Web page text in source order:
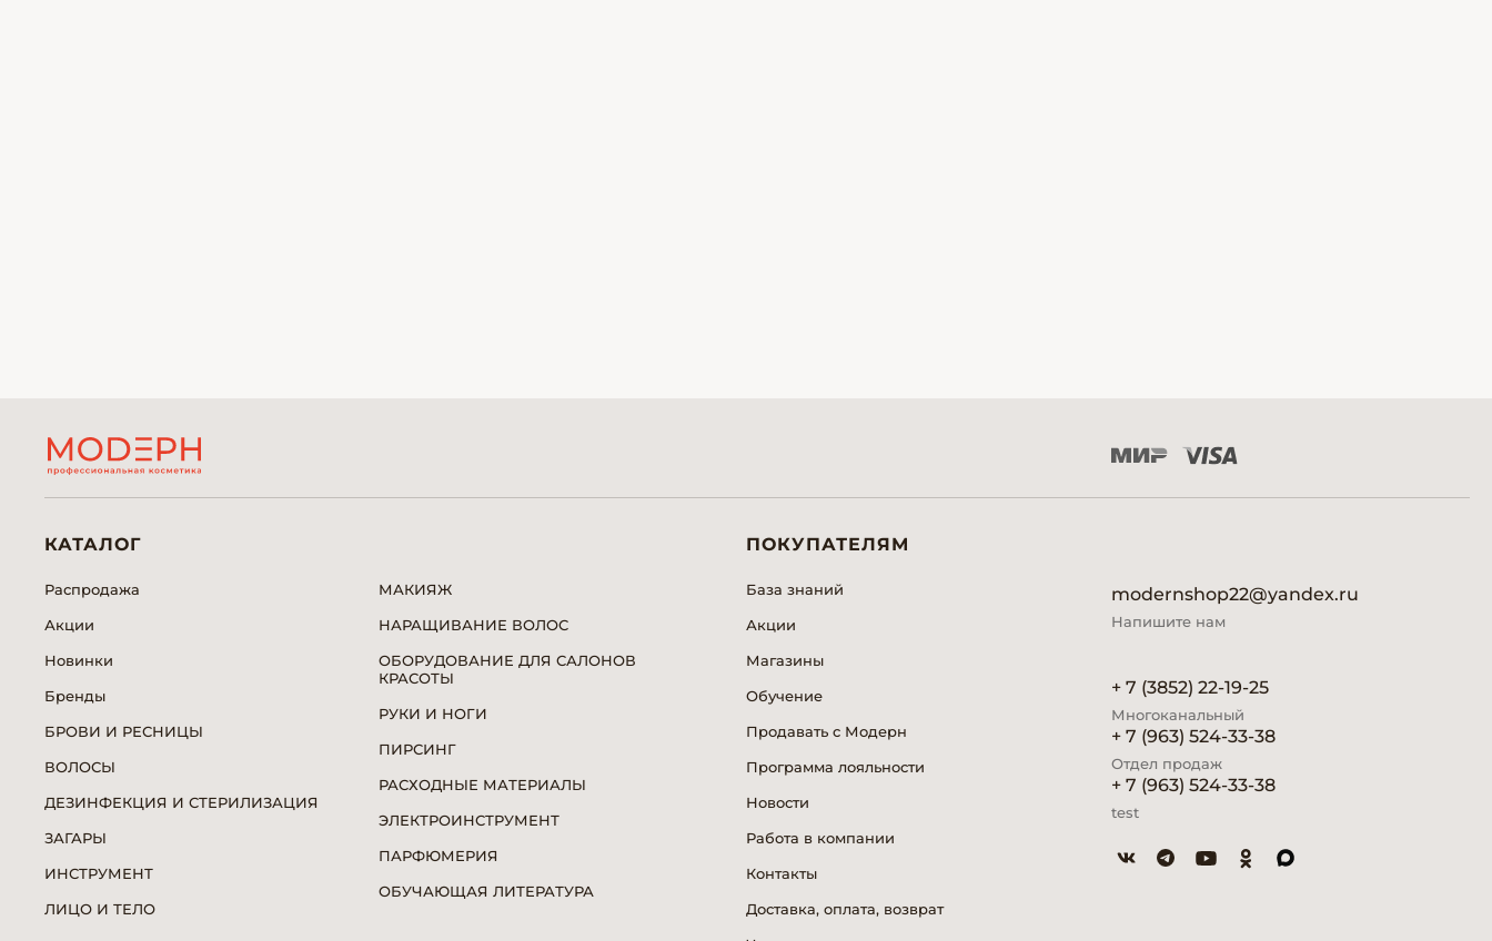
modernshop22@yandex.ru
Напишите нам
+ 7 (3852) 22-19-25
Многоканальный
+ 7 (963) 524-33-38
Отдел продаж
+ 7 (963) 524-33-38
test
КАТАЛОГ
Распродажа
Акции
Новинки
Бренды
БРОВИ И РЕСНИЦЫ
ВОЛОСЫ
ДЕЗИНФЕКЦИЯ И СТЕРИЛИЗАЦИЯ
ЗАГАРЫ
ИНСТРУМЕНТ
ЛИЦО И ТЕЛО
МАКИЯЖ
НАРАЩИВАНИЕ ВОЛОС
ОБОРУДОВАНИЕ ДЛЯ САЛОНОВ
КРАСОТЫ
РУКИ И НОГИ
ПИРСИНГ
РАСХОДНЫЕ МАТЕРИАЛЫ
ЭЛЕКТРОИНСТРУМЕНТ
ПАРФЮМЕРИЯ
ОБУЧАЮЩАЯ ЛИТЕРАТУРА
ПОКУПАТЕЛЯМ
База знаний
Акции
Магазины
Обучение
Продавать с Модерн
Программа лояльности
Новости
Работа в компании
Контакты
Доставка, оплата, возврат